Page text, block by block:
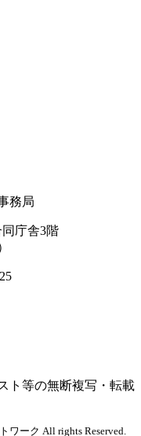
務局
同庁舎3階
ト等の無断複写・転載
ワーク All rights Reserved.